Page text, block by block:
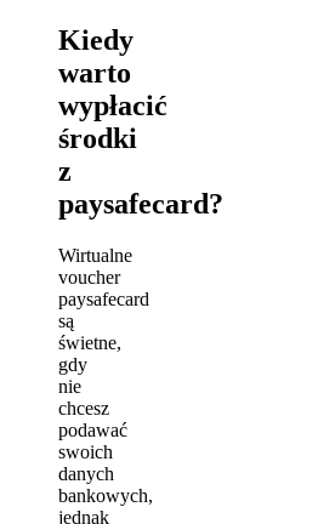
Kiedy
warto
wypłacić
środki
z
paysafecard?
Wirtualne
voucher
paysafecard
są
świetne,
gdy
nie
chcesz
podawać
swoich
danych
bankowych,
jednak